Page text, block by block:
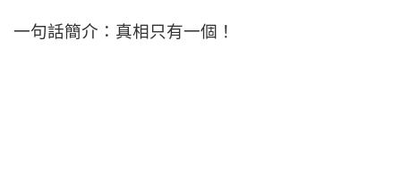
一句話簡介：真相只有一個！